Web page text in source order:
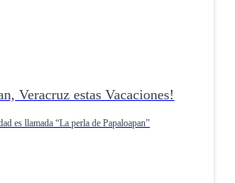
Veracruz estas Vacaciones!
es llamada “La perla de Papaloapan”